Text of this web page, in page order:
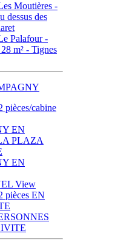
Moutières -
dessus des
Palafour -
m² - Tignes
pièces/cabine
EN
PLAZA
EN
View
pièces EN